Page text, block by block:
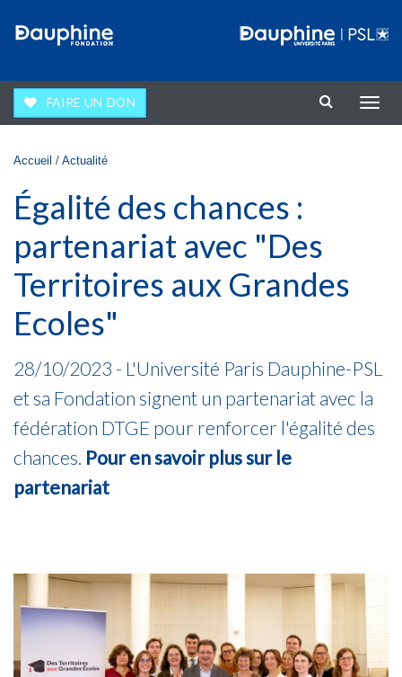
FAIRE UN DON
la
Vous êtes ici
Accueil / Actualité
Égalité des chances :
partenariat avec "Des
Territoires aux Grandes
Ecoles"
28/10/2023 - L'Université Paris Dauphine-PSL
et sa Fondation signent un partenariat avec la
fédération DTGE pour renforcer l'égalité des
chances. Pour en savoir plus sur le
partenariat